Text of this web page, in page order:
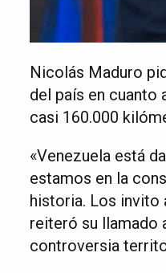
Nicolás Maduro
del país en cuanto
casi 160.000
«Venezuela está
estamos en la
historia. Los invito
reiteró su llamado
controversia